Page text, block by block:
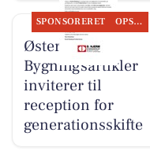
SPONSORERET OPSLAGSTAVLEN
Øster Hjerm
Bygningsartikler
inviterer til
reception for
generationsskifte